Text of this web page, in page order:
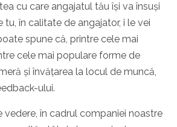
cu care angajatul tău își va însuși
tu, în calitate de angajator, i le vei
spune că, printre cele mai
cele mai populare forme de
și învățarea la locul de muncă,
ului.
vedere, în cadrul companiei noastre